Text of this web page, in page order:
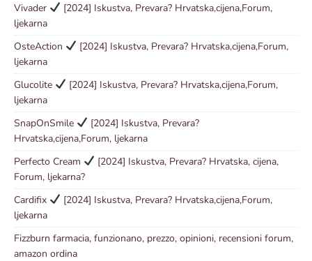
Vivader
[2024] Iskustva, Prevara? Hrvatska,cijena,Forum,
ljekarna
OsteAction
[2024] Iskustva, Prevara? Hrvatska,cijena,Forum,
ljekarna
Glucolite
[2024] Iskustva, Prevara? Hrvatska,cijena,Forum,
ljekarna
SnapOnSmile
[2024] Iskustva, Prevara?
Hrvatska,cijena,Forum, ljekarna
Perfecto Cream
[2024] Iskustva, Prevara? Hrvatska, cijena,
Forum, ljekarna?
Cardifix
[2024] Iskustva, Prevara? Hrvatska,cijena,Forum,
ljekarna
Fizzburn farmacia, funzionano, prezzo, opinioni, recensioni forum,
amazon ordina